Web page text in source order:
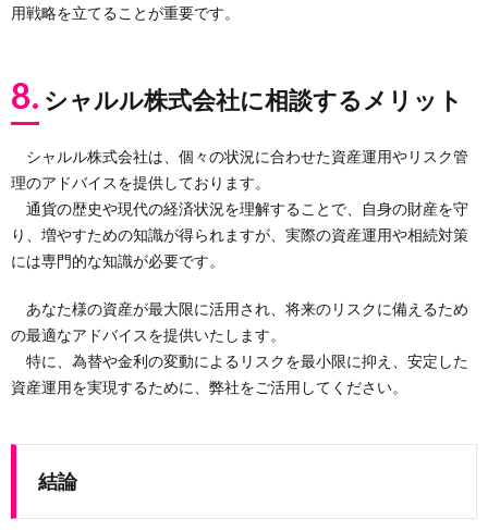
用戦略を立てることが重要です。
8. シャルル株式会社に相談するメリット
シャルル株式会社は、個々の状況に合わせた資産運用やリスク管
理のアドバイスを提供しております。
通貨の歴史や現代の経済状況を理解することで、自身の財産を守
り、増やすための知識が得られますが、実際の資産運用や相続対策
には専門的な知識が必要です。
あなた様の資産が最大限に活用され、将来のリスクに備えるため
の最適なアドバイスを提供いたします。
特に、為替や金利の変動によるリスクを最小限に抑え、安定した
資産運用を実現するために、弊社をご活用してください。
結論